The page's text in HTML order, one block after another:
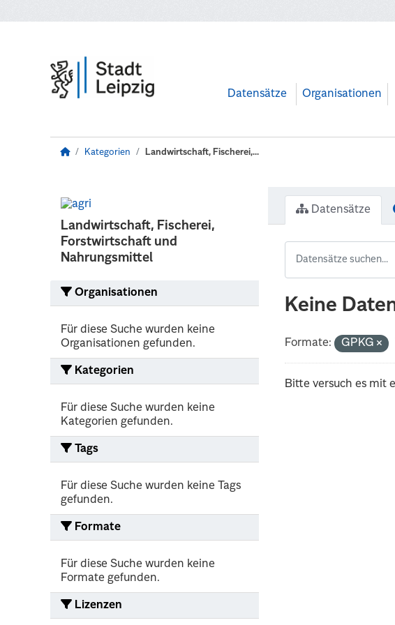
Datensätze Organisationen
Kategorien Landwirtschaft, Fischerei,...
Landwirtschaft, Fischerei,
Forstwirtschaft und
Nahrungsmittel
Organisationen
Für diese Suche wurden keine
Organisationen gefunden.
Kategorien
Für diese Suche wurden keine
Kategorien gefunden.
Tags
Für diese Suche wurden keine Tags
gefunden.
Formate
Für diese Suche wurden keine
Formate gefunden.
Lizenzen
Datensätze
Keine
Formate: GPKG
Bitte versuch es mit